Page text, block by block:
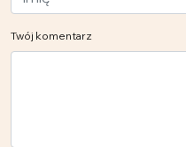
Twój komentarz